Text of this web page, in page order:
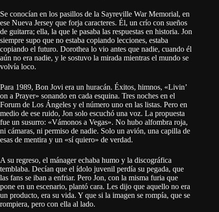
Se conocían en los pasillos de la Sayreville War Memorial, en
ese Nueva Jersey que forja caracteres. Él, un crío con sueños
de guitarra; ella, la que le pasaba las respuestas en historia. Jon
siempre supo que no estaba copiando lecciones, estaba
copiando el futuro. Dorothea lo vio antes que nadie, cuando él
aún no era nadie, y le sostuvo la mirada mientras el mundo se
volvía loco.
Para 1989, Bon Jovi era un huracán. Éxitos, himnos, «Livin’
on a Prayer» sonando en cada esquina. Tres noches en el
Forum de Los Ángeles y el número uno en las listas. Pero en
medio de ese ruido, Jon solo escuchó una voz. La propuesta
fue un susurro: «Vámonos a Vegas». No hubo alfombra roja,
ni cámaras, ni permiso de nadie. Solo un avión, una capilla de
esas de mentira y un «sí quiero» de verdad.
A su regreso, el mánager echaba humo y la discográfica
temblaba. Decían que el ídolo juvenil perdía su pegada, que
las fans se iban a enfriar. Pero Jon, con la misma furia que
pone en un escenario, plantó cara. Les dijo que aquello no era
un producto, era su vida. Y que si la imagen se rompía, que se
rompiera, pero con ella al lado.